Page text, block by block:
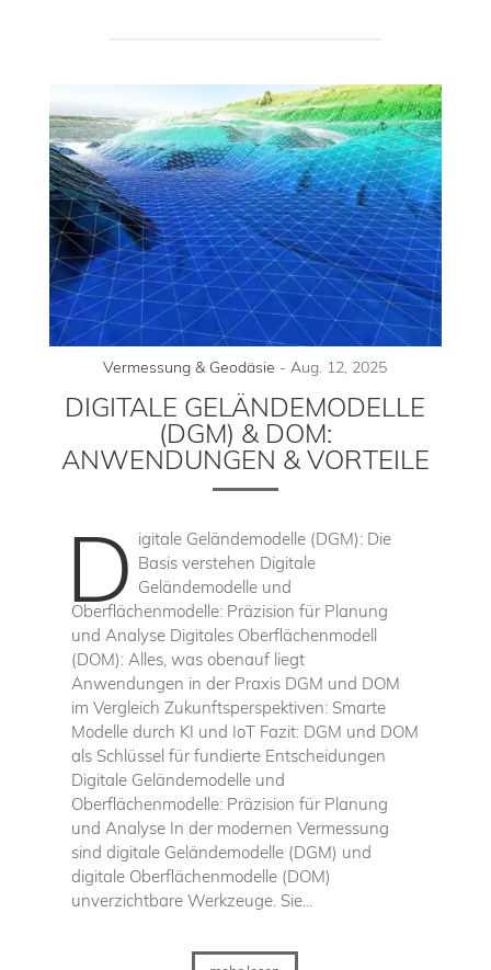
Vermessung & Geodäsie -Aug. 12, 2025
DIGITALE GELÄNDEMODELLE
(DGM) & DOM:
ANWENDUNGEN & VORTEILE
D igitale Geländemodelle (DGM): Die
Basis verstehen Digitale
Geländemodelle und
Oberflächenmodelle: Präzision für Planung
und Analyse Digitales Oberflächenmodell
(DOM): Alles, was obenauf liegt
Anwendungen in der Praxis DGM und DOM
im Vergleich Zukunftsperspektiven: Smarte
Modelle durch KI und IoT Fazit: DGM und DOM
als Schlüssel für fundierte Entscheidungen
Digitale Geländemodelle und
Oberflächenmodelle: Präzision für Planung
und Analyse In der modernen Vermessung
sind digitale Geländemodelle (DGM) und
digitale Oberflächenmodelle (DOM)
unverzichtbare Werkzeuge. Sie...